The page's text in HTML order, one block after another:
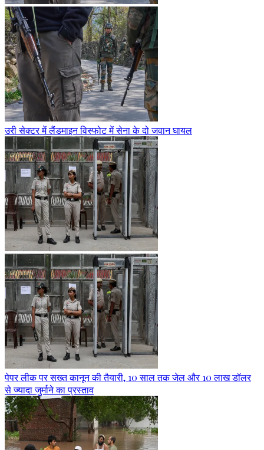
उरी सेक्टर में लैंडमाइन विस्फोट में सेना के दो जवान घायल
पेपर लीक पर सख्त कानून की तैयारी, 10 साल तक जेल और 10 लाख डॉलर
से ज्यादा जुर्माने का प्रस्ताव